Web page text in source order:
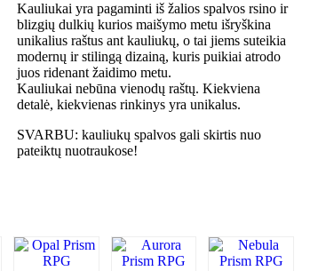
Kauliukai yra pagaminti iš žalios spalvos rsino ir
blizgių dulkių kurios maišymo metu išryškina
unikalius raštus ant kauliukų, o tai jiems suteikia
modernų ir stilingą dizainą, kuris puikiai atrodo
juos ridenant žaidimo metu.
Kauliukai nebūna vienodų raštų. Kiekviena
detalė, kiekvienas rinkinys yra unikalus.
SVARBU: kauliukų spalvos gali skirtis nuo
pateiktų nuotraukose!